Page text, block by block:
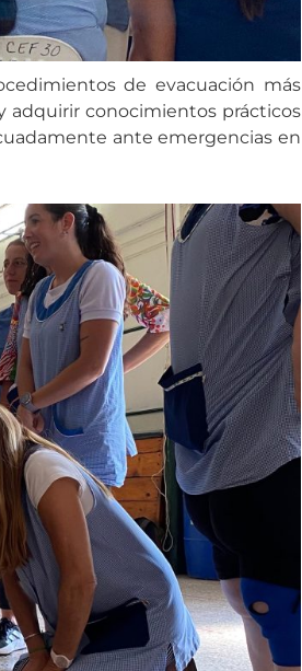
de evacuación más
adquirir conocimientos prácticos
ante emergencias en